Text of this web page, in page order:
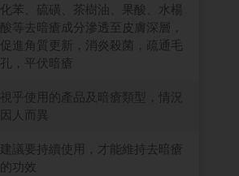
化苯、硫磺、茶樹油、果酸、水楊
酸等去暗瘡成分滲透至皮膚深層，
促進角質更新，消炎殺菌，疏通毛
孔，平伏暗瘡
視乎使用的產品及暗瘡類型，情況
因人而異
建議要持續使用，才能維持去暗瘡
的功效